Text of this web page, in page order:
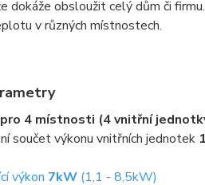
dokáže obsloužit celý dům či
v různých místnostech.
4 místnosti (4 vnitřní
součet výkonu vnitřních jednotek
výkon 7kW (1,1 - 8,5kW)